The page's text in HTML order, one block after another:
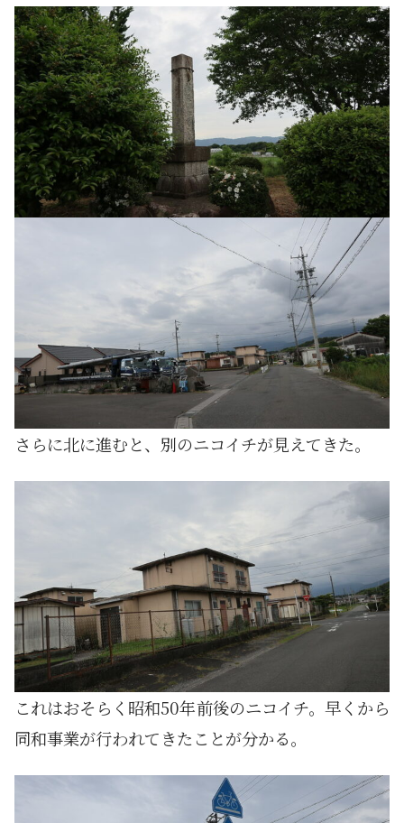
さらに北に進むと、別のニコイチが見えてきた。
これはおそらく昭和50年前後のニコイチ。早くから
同和事業が行われてきたことが分かる。